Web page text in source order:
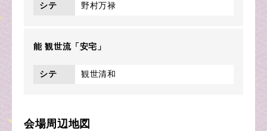
シテ 野村万禄
能 観世流「安宅」
シテ 観世清和
会場周辺地図